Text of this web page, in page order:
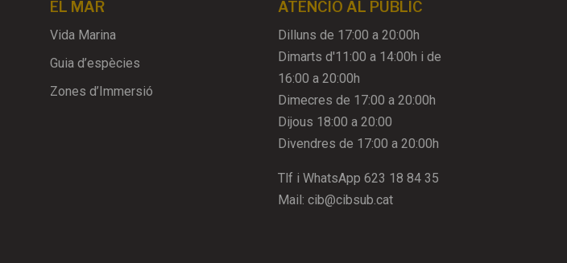
EL MAR
Vida Marina
Guia d’espècies
Zones d’Immersió
ATENCIÓ AL PÚBLIC
Dilluns de 17:00 a 20:00h
Dimarts d'11:00 a 14:00h i de
16:00 a 20:00h
Dimecres de 17:00 a 20:00h
Dijous 18:00 a 20:00
Divendres de 17:00 a 20:00h
Tlf i WhatsApp623 18 84 35
Mail:cib@cibsub.cat